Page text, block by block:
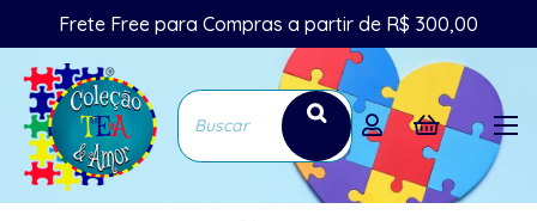
Frete Free para Compras a partir de R$ 300,00